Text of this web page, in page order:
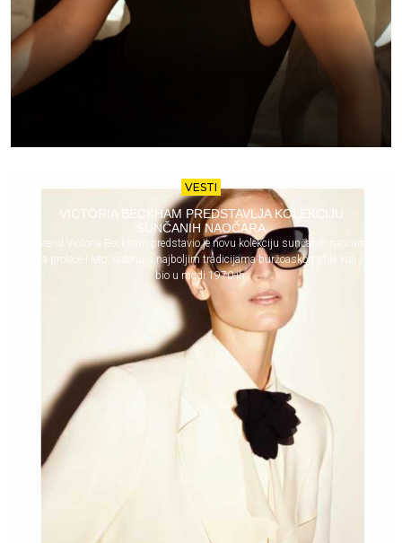
VESTI
VICTORIA BECKHAM PREDSTAVLJA KOLEKCIJU
SUNČANIH NAOČARA
Brend Victoria Beckham predstavio je novu kolekciju sunčanih naočara
za proleće i leto, rađenu u najboljim tradicijama buržoaskog stila koji je
bio u modi 1970-ih.